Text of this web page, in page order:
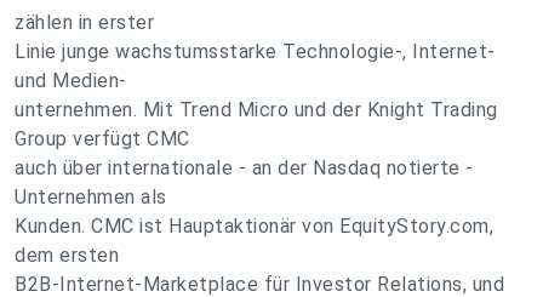
zählen in erster
Linie junge wachstumsstarke Technologie-, Internet-
und Medien-
unternehmen. Mit Trend Micro und der Knight Trading
Group verfügt CMC
auch über internationale - an der Nasdaq notierte -
Unternehmen als
Kunden. CMC ist Hauptaktionär von EquityStory.com,
dem ersten
B2B-Internet-Marketplace für Investor Relations, und